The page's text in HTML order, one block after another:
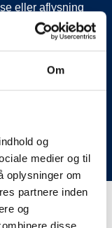
Om
og
medier og til
oplysninger om
partnere inden
og
eller aflysning
flytte kunder til
have flyttet
os, da vi ikke
på